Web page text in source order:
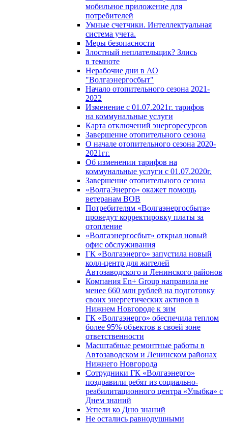
мобильное приложение для
потребителей
Умные счетчики. Интеллектуальная
система учета.
Меры безопасности
Злостный неплательщик? Злись
в темноте
Нерабочие дни в АО
"Волгаэнергосбыт"
Начало отопительного сезона 2021-
2022
Изменение с 01.07.2021г. тарифов
на коммунальные услуги
Карта отключений энергоресурсов
Завершение отопительного сезона
О начале отопительного сезона 2020-
2021гг.
Об изменении тарифов на
коммунальные услуги с 01.07.2020г.
Завершение отопительного сезона
«ВолгаЭнерго» окажет помощь
ветеранам ВОВ
Потребителям «Волгаэнергосбыта»
проведут корректировку платы за
отопление
«Волгаэнергосбыт» открыл новый
офис обслуживания
ГК «Волгаэнерго» запустила новый
колл-центр для жителей
Автозаводского и Ленинского районов
Компания En+ Group направила не
менее 660 млн рублей на подготовку
своих энергетических активов в
Нижнем Новгороде к зим
ГК «Волгаэнерго» обеспечила теплом
более 95% объектов в своей зоне
ответственности
Масштабные ремонтные работы в
Автозаводском и Ленинском районах
Нижнего Новгорода
Сотрудники ГК «Волгаэнерго»
поздравили ребят из социально-
реабилитационного центра «Улыбка» с
Днем знаний
Успели ко Дню знаний
Не остались равнодушными